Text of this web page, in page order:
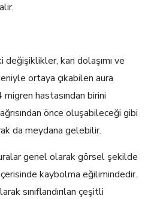
kan dolaşımı ve
ortaya çıkabilen aura
hastasından birini
önce oluşabileceği gibi
da meydana gelebilir.
genel olarak görsel şekilde
kaybolma eğilimindedir.
sınıflandırılan çeşitli